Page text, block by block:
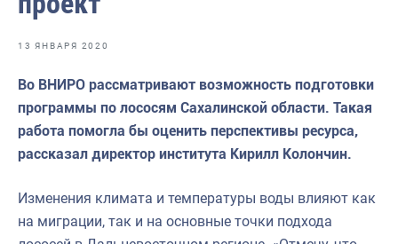
Отраслевые СМИ
Выставки и конференции
Научно-практическая литература
Рыбоохрана России
13 ЯНВАРЯ 2020
Во ВНИРО рассматривают возможность подготовки
программы по лососям Сахалинской области. Такая
работа помогла бы оценить перспективы ресурса,
рассказал директор института Кирилл Колончин.
Изменения климата и температуры воды влияют как
на миграции, так и на основные точки подхода